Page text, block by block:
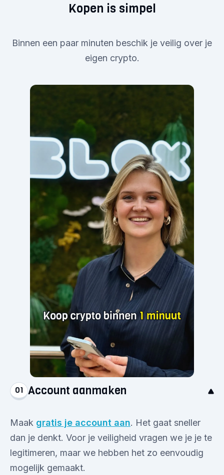
Kopen is simpel
Binnen een paar minuten beschik je veilig over je
eigen crypto.
01 Account aanmaken
Maak gratis je account aan. Het gaat sneller
dan je denkt. Voor je veiligheid vragen we je je te
legitimeren, maar we hebben het zo eenvoudig
mogelijk gemaakt.